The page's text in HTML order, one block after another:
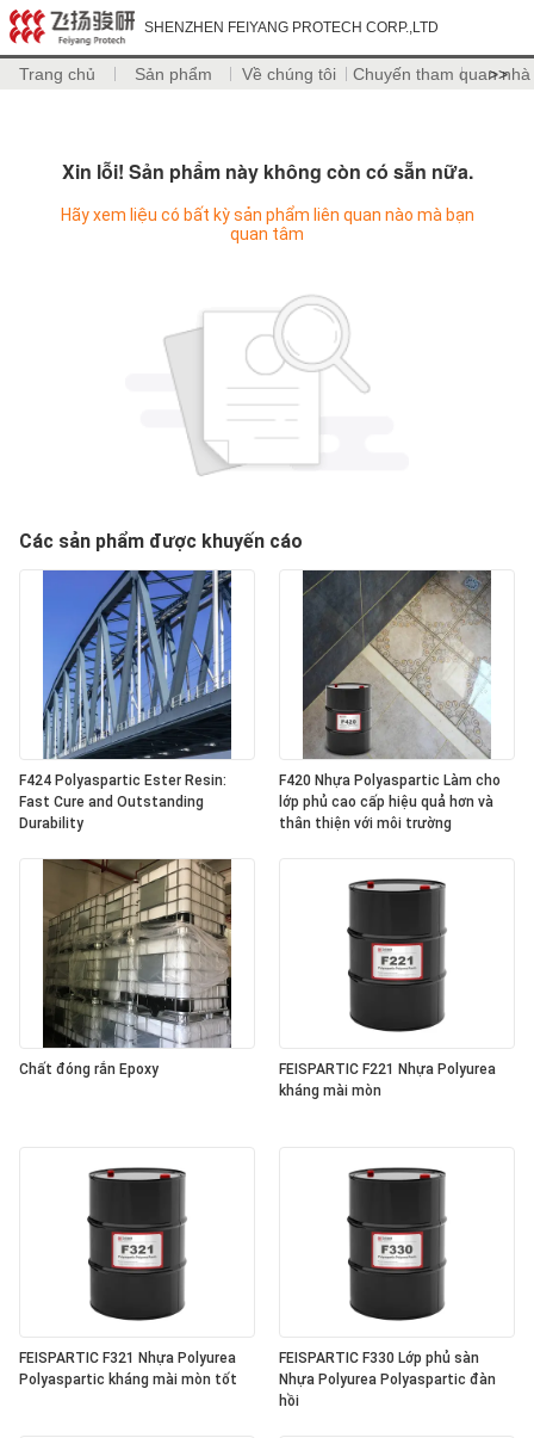
SHENZHEN FEIYANG PROTECH CORP.,LTD
Trang chủ Sản phẩm Về chúng tôi Chuyến tham quan nhà
>>
Xin lỗi! Sản phẩm này không còn có sẵn nữa.
Hãy xem liệu có bất kỳ sản phẩm liên quan nào mà bạn
quan tâm
Các sản phẩm được khuyến cáo
F424 Polyaspartic Ester Resin:
Fast Cure and Outstanding
Durability
F420 Nhựa Polyaspartic Làm cho
lớp phủ cao cấp hiệu quả hơn và
thân thiện với môi trường
Chất đóng rắn Epoxy
FEISPARTIC F221 Nhựa Polyurea
kháng mài mòn
FEISPARTIC F321 Nhựa Polyurea
Polyaspartic kháng mài mòn tốt
FEISPARTIC F330 Lớp phủ sàn
Nhựa Polyurea Polyaspartic đàn
hồi